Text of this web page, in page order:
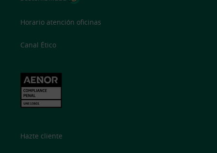
Horario atención oficinas
Canal Ético
Hazte cliente